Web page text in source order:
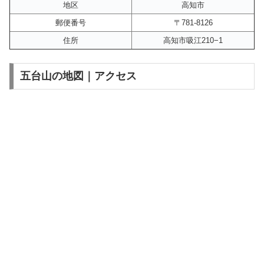
地区
高知市
郵便番号
〒781-8126
住所
高知市吸江210−1
五台山の地図｜アクセス